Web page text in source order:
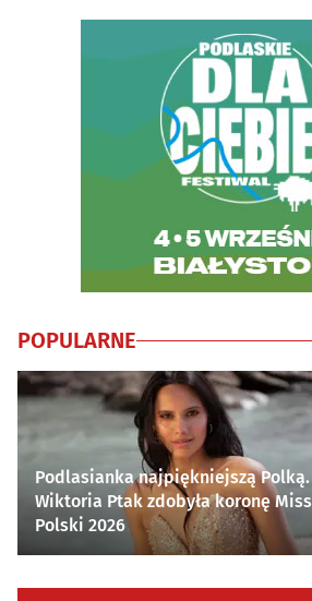
POPULARNE
Podlasianka najpiękniejszą Polką.
Wiktoria Ptak zdobyła koronę Miss
Polski 2026